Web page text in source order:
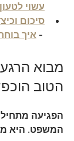
עשוי לטעון
סיכום
- איך
מבוא
הטוב
הפגיעה
המשפט. היא